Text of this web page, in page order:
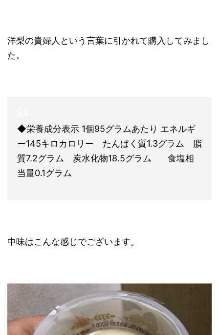
洋梨の貴婦人という言葉に引かれて購入してみまし
た。
◆栄養成分表示 1個95グラムあたり エネルギ
ー145キロカロリー たんぱく質1.3グラム 脂
質7.2グラム 炭水化物18.5グラム 食塩相
当量0.1グラム
中味はこんな感じでございます。